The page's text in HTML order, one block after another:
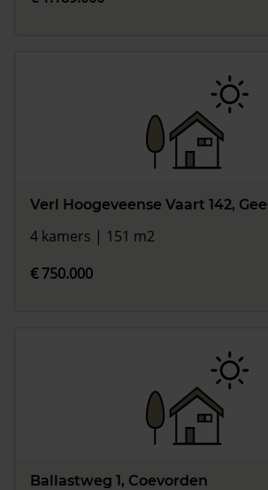
Verl Hoogeveense Vaart 142,
4 kamers | 151 m2
€ 750.000
Ballastweg 1, Coevorden